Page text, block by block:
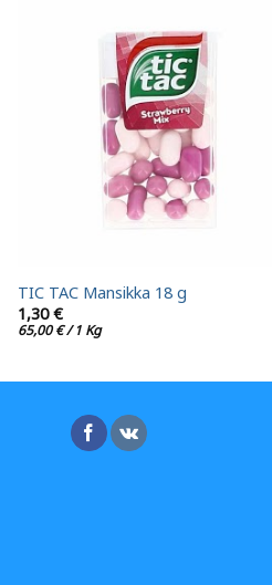
TIC TAC Mansikka 18 g
1,30€
65,00€/ 1 Kg